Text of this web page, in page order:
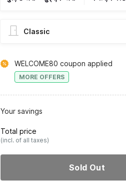
Classic
WELCOME80 coupon applied
MORE OFFERS
Your savings
Total price
(incl. of all taxes)
Sold Out